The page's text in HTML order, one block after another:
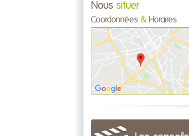
Nous situer
Coordonnées & Horaires